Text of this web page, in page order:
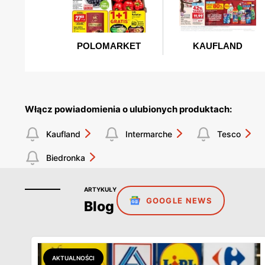
Włącz powiadomienia o ulubionych produktach:
Kaufland Intermarche Tesco
Biedronka
ARTYKUŁY
Blog GOOGLE NEWS
AKTUALNOŚCI